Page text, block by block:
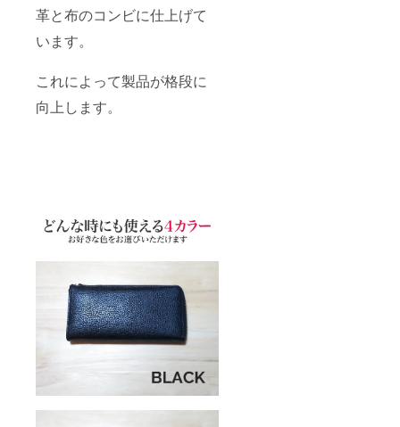
革と布のコンビに仕上げて
います。
これによって製品が格段に
向上します。